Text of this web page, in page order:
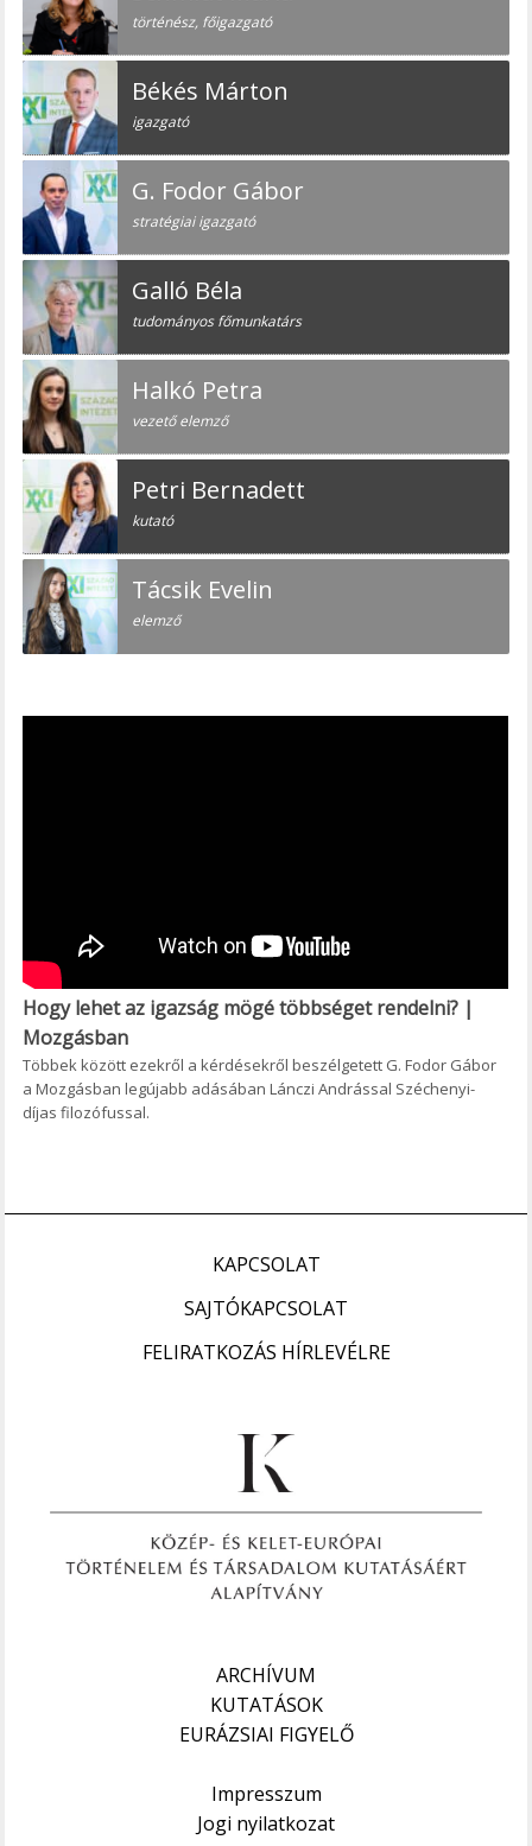
történész, főigazgató
Békés Márton
igazgató
G. Fodor Gábor
stratégiai igazgató
Galló Béla
tudományos főmunkatárs
Halkó Petra
vezető elemző
Petri Bernadett
kutató
Tácsik Evelin
elemző
Hogy lehet az igazság mögé többséget rendelni? |
Mozgásban
Többek között ezekről a kérdésekről beszélgetett G. Fodor Gábor
a Mozgásban legújabb adásában Lánczi Andrással Széchenyi-
díjas filozófussal.
KAPCSOLAT
SAJTÓKAPCSOLAT
FELIRATKOZÁS HÍRLEVÉLRE
ARCHÍVUM
KUTATÁSOK
EURÁZSIAI FIGYELŐ
Impresszum
Jogi nyilatkozat